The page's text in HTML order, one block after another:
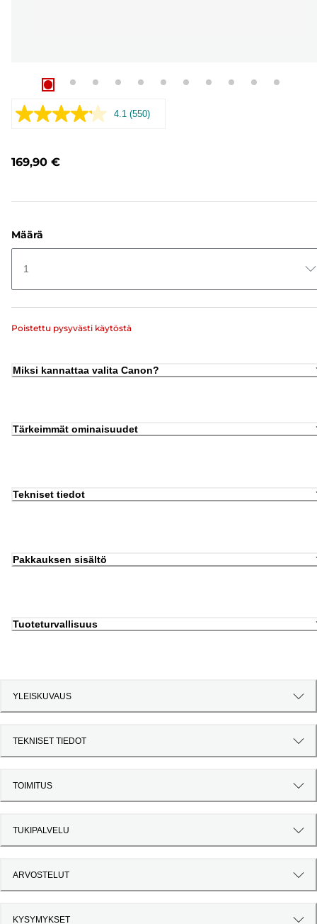
4.1 Lue
(550)
169,90 €
Määrä
1
Poistettu pysyvästi käytöstä
Miksi kannattaa valita Canon?
Tärkeimmät ominaisuudet
Tekniset tiedot
Pakkauksen sisältö
Tuoteturvallisuus
YLEISKUVAUS
TEKNISET TIEDOT
TOIMITUS
TUKIPALVELU
ARVOSTELUT
KYSYMYKSET